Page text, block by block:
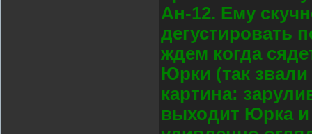
Ан-12. Ему
дегустировать
ждем когда
Юрки (так звали
картина:
выходит Юрка